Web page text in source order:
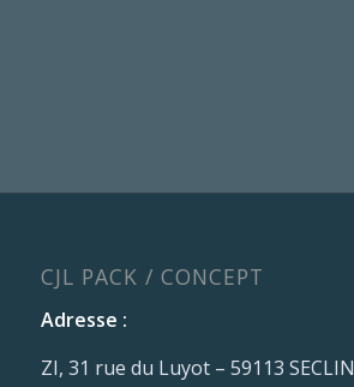
CJL PACK / CONCEPT
Adresse :
ZI, 31 rue du Luyot – 59113 SECLIN